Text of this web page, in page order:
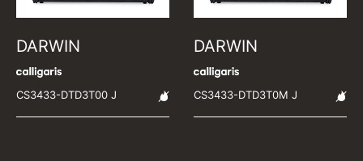
DARWIN
CS3433-DTD3T00 J
DARWIN
CS3433-DTD3T0M J